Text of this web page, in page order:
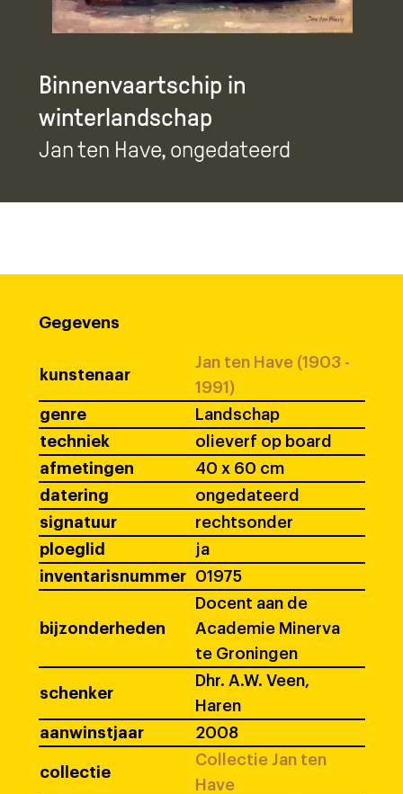
Binnenvaartschip in
winterlandschap
Jan ten Have, ongedateerd
Gegevens
kunstenaar
Jan ten Have (1903 -
1991)
genre
Landschap
techniek
olieverf op board
afmetingen
40 x 60 cm
datering
ongedateerd
signatuur
rechtsonder
ploeglid
ja
inventarisnummer
01975
bijzonderheden
Docent aan de
Academie Minerva
te Groningen
schenker
Dhr. A.W. Veen,
Haren
aanwinstjaar
2008
collectie
Collectie Jan ten
Have